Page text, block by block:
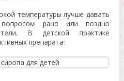
температуры лучше давать
рано или поздно
В детской практике
препарата: